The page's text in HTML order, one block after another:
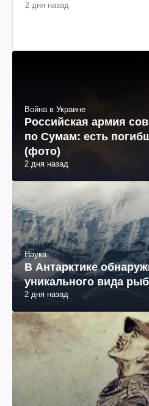
2 дня назад
Война в Украине
Российская армия
по Сумам: есть
(фото)
2 дня назад
Наука
В Антарктике
уникального вида
2 дня назад